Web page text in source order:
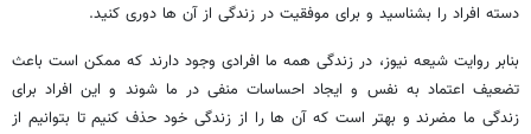
دسته افراد را بشناسید و برای موفقیت در زندگی از آن ها دوری کنید.
بنابر روایت شیعه نیوز، در زندگی همه ما افرادی وجود دارند که ممکن است باعث
تضعیف اعتماد به نفس و ایجاد احساسات منفی در ما شوند و این افراد برای
زندگی ما مضرند و بهتر است که آن ها را از زندگی خود حذف کنیم تا بتوانیم از